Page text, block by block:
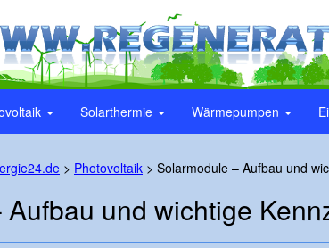
Solarthermie Wärmepumpen
> Photovoltaik > Solarmodule – Aufbau und
und wichtige